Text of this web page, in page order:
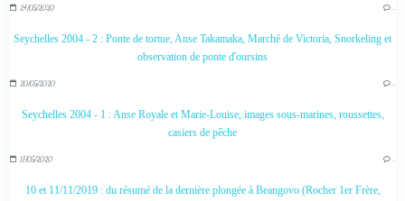
24/05/2020 …
Seychelles 2004 - 2 : Ponte de tortue, Anse Takamaka, Marché de Victoria, Snorkeling et
observation de ponte d'oursins
20/05/2020 …
Seychelles 2004 - 1 : Anse Royale et Marie-Louise, images sous-marines, roussettes,
casiers de pêche
17/05/2020 …
10 et 11/11/2019 : du résumé de la dernière plongée à Beangovo (Rocher 1er Frère,